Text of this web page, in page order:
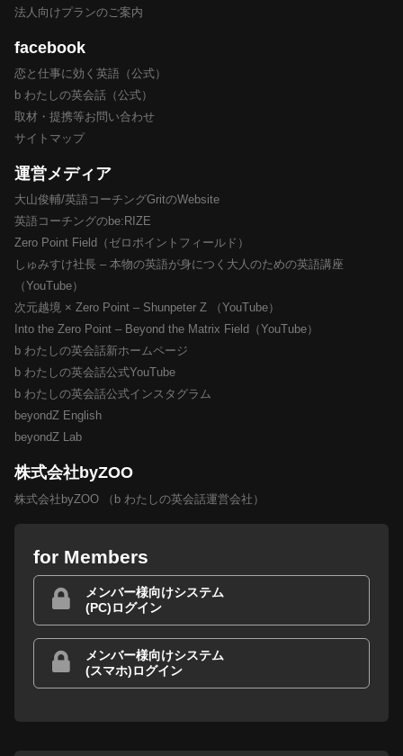
法人向けプランのご案内
facebook
恋と仕事に効く英語（公式）
b わたしの英会話（公式）
取材・提携等お問い合わせ
サイトマップ
運営メディア
大山俊輔/英語コーチングGritのWebsite
英語コーチングのbe:RIZE
Zero Point Field（ゼロポイントフィールド）
しゅみすけ社長 – 本物の英語が身につく大人のための英語講座
（YouTube）
次元越境 × Zero Point – Shunpeter Z （YouTube）
Into the Zero Point – Beyond the Matrix Field（YouTube）
b わたしの英会話新ホームページ
b わたしの英会話公式YouTube
b わたしの英会話公式インスタグラム
beyondZ English
beyondZ Lab
株式会社byZOO
株式会社byZOO （b わたしの英会話運営会社）
for Members
メンバー様向けシステム
(PC)ログイン
メンバー様向けシステム
(スマホ)ログイン